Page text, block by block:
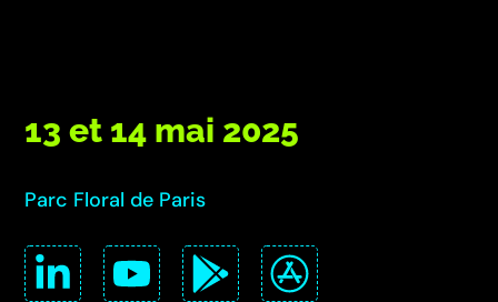
13 et 14 mai 2025
Parc Floral de Paris